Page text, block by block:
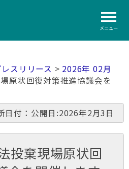
メニュー
レスリリース > 2026年 02月
原状回復対策推進協議会を
日付：公開日:2026年2月3日
投棄現場原状回